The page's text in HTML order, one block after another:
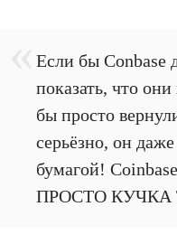
Если бы Conbase
показать, что
бы просто
серьёзно, он
бумагой!
ПРОСТО КУЧКА